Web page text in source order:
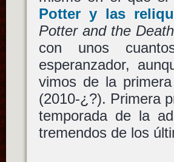
Potter y las
Potter and the
con unos
esperanzador,
vimos de la
(2010-¿?). Primera
temporada de la
tremendos de los